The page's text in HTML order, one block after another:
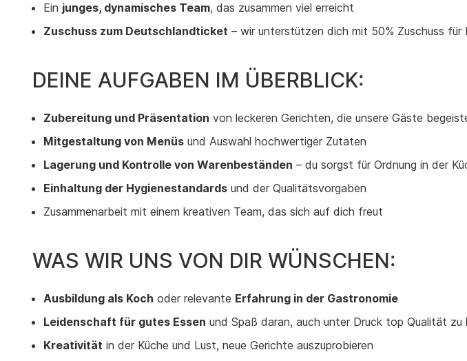
DEINE AUFGABEN IM ÜBERBLICK:
Zubereitung und Präsentation von leckeren Gerichten, die unsere Gäste
Mitgestaltung von Menüs und Auswahl hochwertiger Zutaten
Lagerung und Kontrolle von Warenbeständen – du sorgst für Ordnung in der
Einhaltung der Hygienestandards und der Qualitätsvorgaben
Zusammenarbeit mit einem kreativen Team, das sich auf dich freut
WAS WIR UNS VON DIR WÜNSCHEN:
Ausbildung als Koch oder relevante Erfahrung in der Gastronomie
Leidenschaft für gutes Essen und Spaß daran, auch unter Druck top Qualität zu
Kreativität in der Küche und Lust, neue Gerichte auszuprobieren
Ein junges, dynamisches Team, das zusammen viel erreicht
Zuschuss zum Deutschlandticket – wir unterstützen dich mit 50% Zuschuss